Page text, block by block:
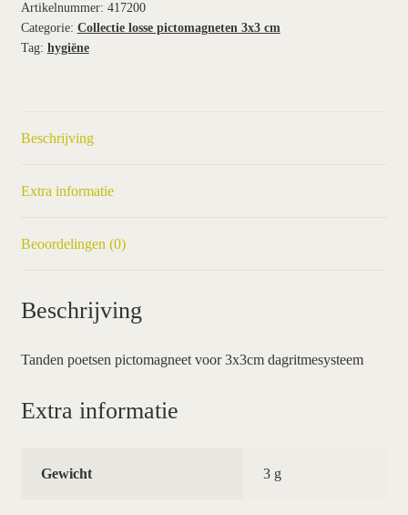
Artikelnummer: 417200
Categorie: Collectie losse pictomagneten 3x3 cm
Tag: hygiëne
Beschrijving
Extra informatie
Beoordelingen (0)
Beschrijving
Tanden poetsen pictomagneet voor 3x3cm dagritmesysteem
Extra informatie
Gewicht 3 g